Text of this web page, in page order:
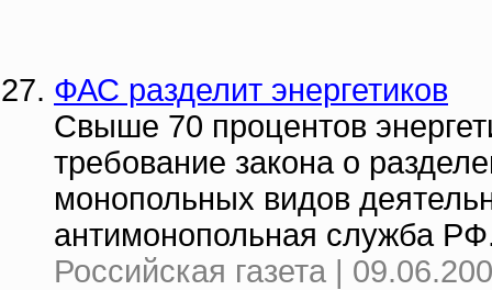
ФАС разделит энергетиков
Свыше 70 процентов
требование закона о
монопольных видов
антимонопольная служба
Российская газета |